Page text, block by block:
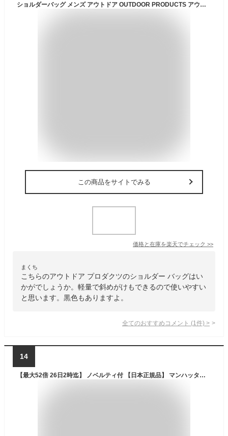
ショルダーバッグ メンズ アウトドア OUTDOOR PRODUCTS アウトドア プロダクツ ショルダー バッグ 斜め掛け サブバッグ 男性 かばん 通学 通勤 無地 柄 ドット 星 スター 軽量 小さめ 使いやすい コンパクト A5 旅行 運動会 おしゃれ ブラック 黒 odcd-03 62319
この商品をサイトでみる
価格と在庫を楽天でチェック >>
まくち
こちらのアウトドア プロダクツのショルダー バッグはい
かがでしょうか。軽量で斜めがけもできるので使いやすい
と思います。黒色もありますよ。
全てのおすすめコメント (1 件) >
14
【最大52倍 26日2時迄】 ノベルティ付 【日本正規品】 マンハッタンポーテージ ショルダーバッグ Manhattan Portage Zuccotti Clutch ミニショルダー 斜めがけ 小さめ 軽量 撥水 ミニ ナイロン ポーチ クラッチ アウトドア メンズ レディース MP6020